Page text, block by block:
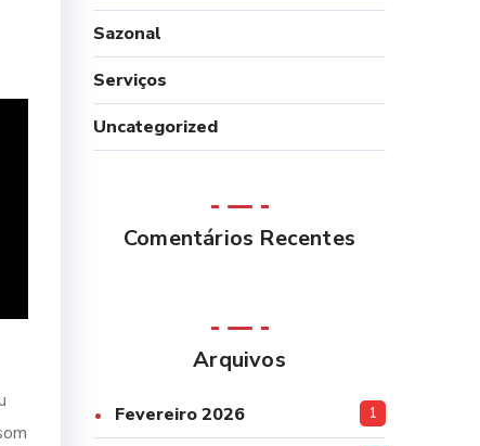
Sazonal
Serviços
Uncategorized
Comentários Recentes
Arquivos
Fevereiro 2026 1